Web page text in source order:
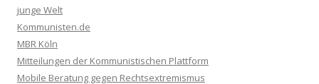
junge Welt
Kommunisten.de
MBR Köln
Mitteilungen der Kommunistischen Plattform
Mobile Beratung gegen Rechtsextremismus